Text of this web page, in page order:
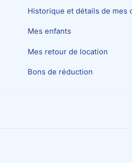
Historique et détails de mes
Mes enfants
Mes retour de location
Bons de réduction